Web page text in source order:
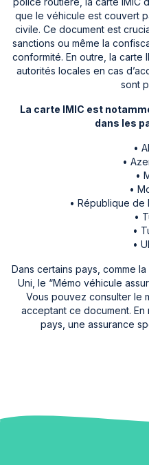
que le véhicule est couvert
civile. Ce document est
sanctions ou même la
conformité. En outre, la carte
autorités locales en cas
sont
La carte IMIC est
dans les
•
•
•
•
• République
•
•
•
Dans certains pays, comme
Uni, le “Mémo véhicule
Vous pouvez consulter le
acceptant ce document.
pays, une assurance